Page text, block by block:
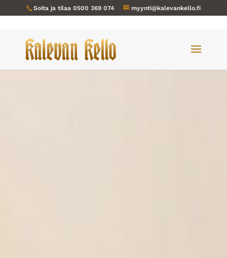
Soita ja tilaa 0500 369 074 myynti@kalevankello.fi